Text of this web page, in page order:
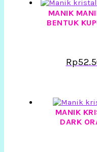
MANIK
BENTUK
Rp
MANIK
DARK